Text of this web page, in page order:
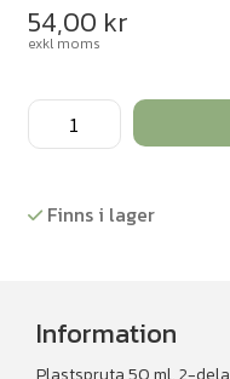
54,00 kr
exkl moms
Spruta
50
10st.
Finns i lager
Information